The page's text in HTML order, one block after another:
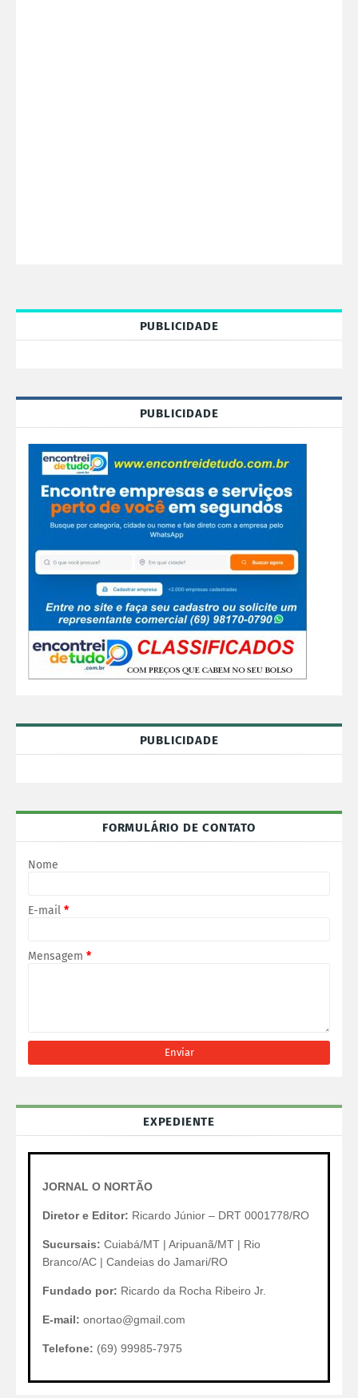
PUBLICIDADE
PUBLICIDADE
PUBLICIDADE
FORMULÁRIO DE CONTATO
Nome
E-mail *
Mensagem *
EXPEDIENTE
JORNAL O NORTÃO
Diretor e Editor: Ricardo Júnior – DRT 0001778/RO
Sucursais: Cuiabá/MT | Aripuanã/MT | Rio
Branco/AC | Candeias do Jamari/RO
Fundado por: Ricardo da Rocha Ribeiro Jr.
E-mail: onortao@gmail.com
Telefone: (69) 99985-7975